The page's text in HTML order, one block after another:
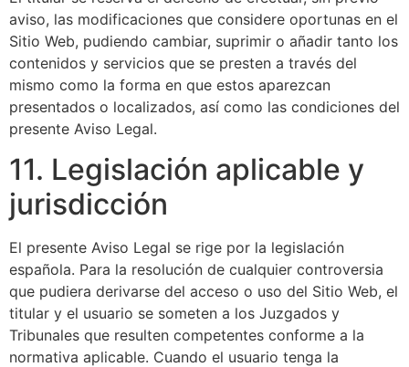
aviso, las modificaciones que considere oportunas en el
Sitio Web, pudiendo cambiar, suprimir o añadir tanto los
contenidos y servicios que se presten a través del
mismo como la forma en que estos aparezcan
presentados o localizados, así como las condiciones del
presente Aviso Legal.
11. Legislación aplicable y
jurisdicción
El presente Aviso Legal se rige por la legislación
española. Para la resolución de cualquier controversia
que pudiera derivarse del acceso o uso del Sitio Web, el
titular y el usuario se someten a los Juzgados y
Tribunales que resulten competentes conforme a la
normativa aplicable. Cuando el usuario tenga la